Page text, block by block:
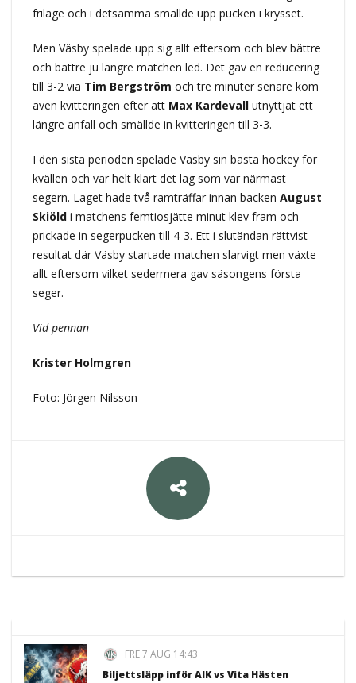
friläge och i detsamma smällde upp pucken i krysset.
Men Väsby spelade upp sig allt eftersom och blev bättre
och bättre ju längre matchen led. Det gav en reducering
till 3-2 via Tim Bergström och tre minuter senare kom
även kvitteringen efter att Max Kardevallutnyttjat ett
längre anfall och smällde in kvitteringen till 3-3.
I den sista perioden spelade Väsby sin bästa hockey för
kvällen och var helt klart det lag som var närmast
segern. Laget hade två ramträffar innan backen August
Skiöldi matchens femtiosjätte minut klev fram och
prickade in segerpucken till 4-3. Ett i slutändan rättvist
resultat där Väsby startade matchen slarvigt men växte
allt eftersom vilket sedermera gav säsongens första
seger.
Vid pennan
Krister Holmgren
Foto: Jörgen Nilsson
FRE 7 AUG 14:43
Biljettsläpp inför AIK vs Vita Hästen